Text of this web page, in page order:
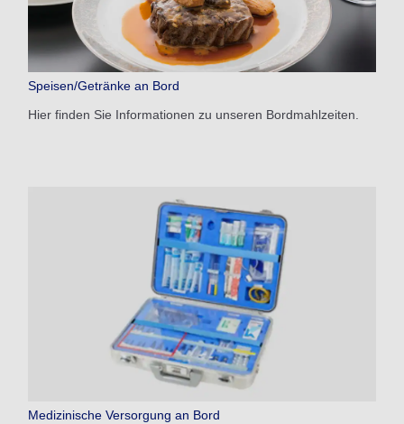
Speisen/Getränke an Bord
Hier finden Sie Informationen zu unseren Bordmahlzeiten.
Medizinische Versorgung an Bord